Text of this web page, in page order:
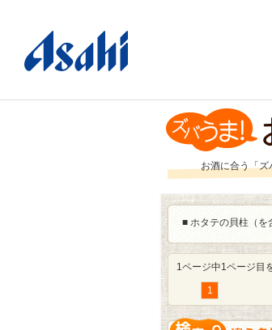
お酒に合う「
■ ホタテの貝柱（を
1ページ中1ページ目
1